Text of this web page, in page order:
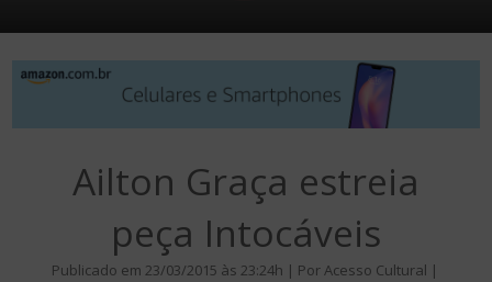
Ailton Graça estreia
peça Intocáveis
Publicado em 23/03/2015 às 23:24h | Por Acesso Cultural |